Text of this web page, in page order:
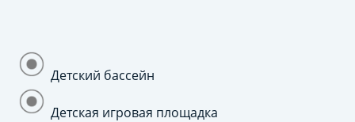
Детский бассейн
Детская игровая площадка